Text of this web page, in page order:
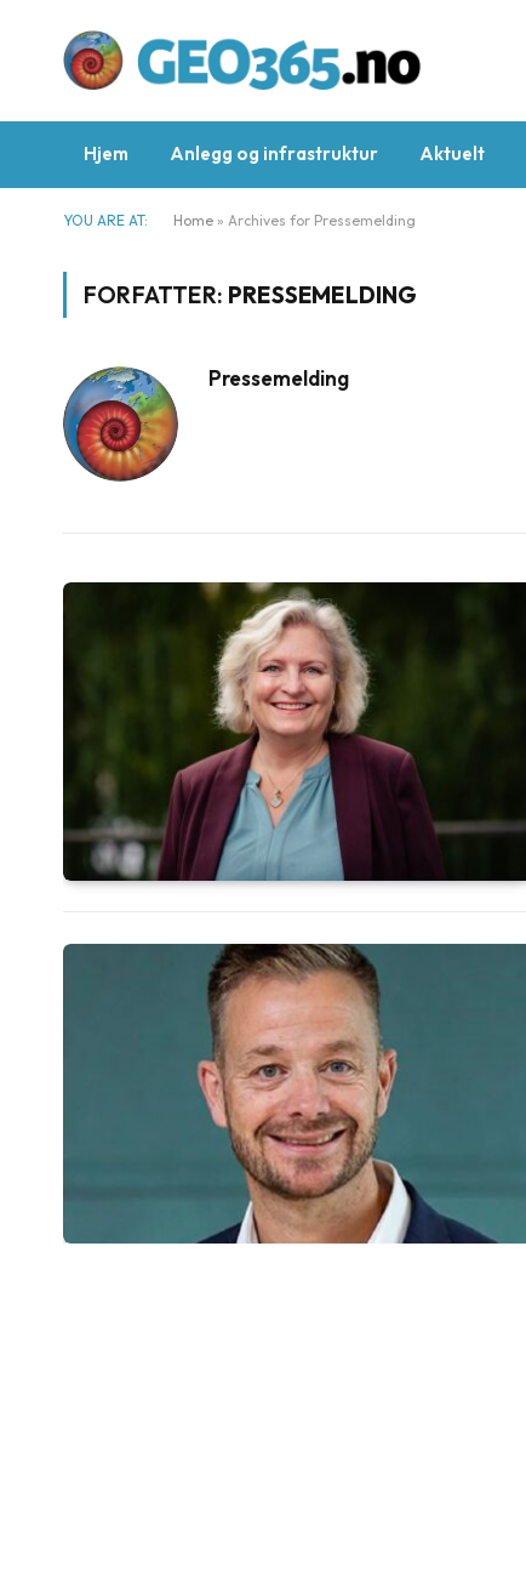
Hjem Anlegg og infrastruktur Aktuelt
YOU ARE AT: Home » Archives for Pressemelding
FORFATTER: PRESSEMELDING
Pressemelding